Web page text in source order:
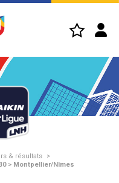
& résultats
>
> Montpellier/Nîmes